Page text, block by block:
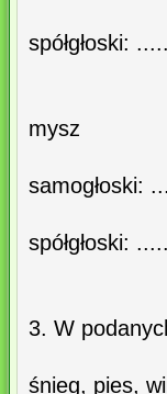
spółgłoski:
mysz
samogłoski:
spółgłoski:
3. W
śnieg, pies,